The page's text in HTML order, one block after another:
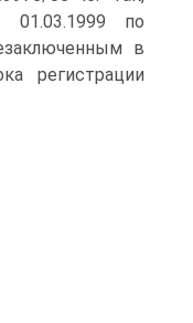
01.03.1999 по
в
регистрации